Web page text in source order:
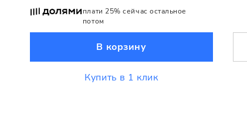
плати 25% сейчас остальное
потом
В корзину
Купить в 1 клик